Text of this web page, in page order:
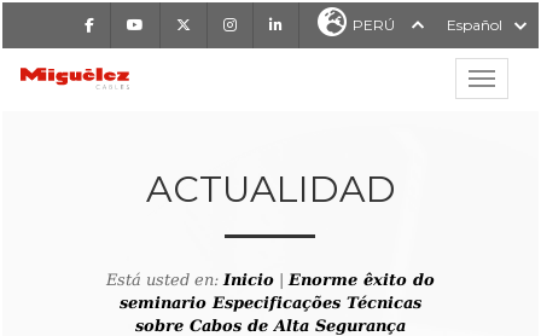
FacebookYoutube InstagramLinkedIn PERÚ Español
MIGUÉLEZ CABLES
ACTUALIDAD
Está usted en:Inicio |Enorme êxito do
seminario Especificações Técnicas
sobre Cabos de Alta Segurança